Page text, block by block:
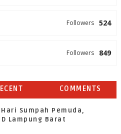
524
Followers
849
Followers
COMMENTS
Sumpah Pemuda,
Lampung Barat